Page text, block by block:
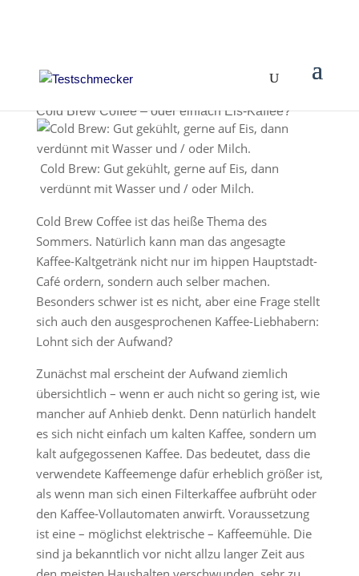
Cold Brew Coffee – oder einfach Eis-Kaffee?
Cold Brew: Gut gekühlt, gerne auf Eis, dann
verdünnt mit Wasser und / oder Milch.
Cold Brew Coffee ist das heiße Thema des
Sommers. Natürlich kann man das angesagte
Kaffee-Kaltgetränk nicht nur im hippen Hauptstadt-
Café ordern, sondern auch selber machen.
Besonders schwer ist es nicht, aber eine Frage stellt
sich auch den ausgesprochenen Kaffee-Liebhabern:
Lohnt sich der Aufwand?
Zunächst mal erscheint der Aufwand ziemlich
übersichtlich – wenn er auch nicht so gering ist, wie
mancher auf Anhieb denkt. Denn natürlich handelt
es sich nicht einfach um kalten Kaffee, sondern um
kalt aufgegossenen Kaffee. Das bedeutet, dass die
verwendete Kaffeemenge dafür erheblich größer ist,
als wenn man sich einen Filterkaffee aufbrüht oder
den Kaffee-Vollautomaten anwirft. Voraussetzung
ist eine – möglichst elektrische – Kaffeemühle. Die
sind ja bekanntlich vor nicht allzu langer Zeit aus